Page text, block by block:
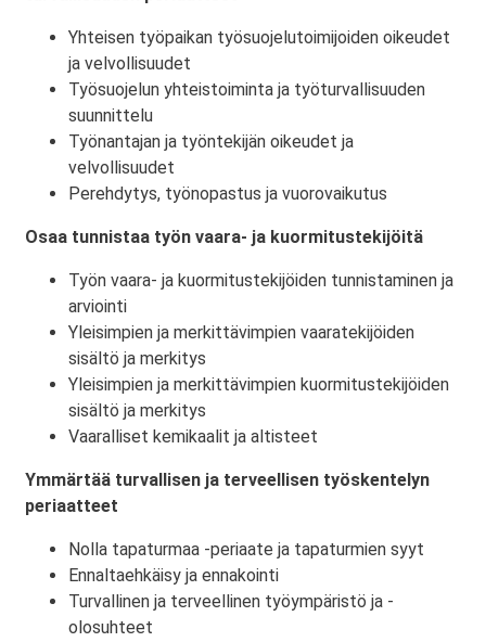
Yhteisen työpaikan työsuojelutoimijoiden oikeudet
ja velvollisuudet
Työsuojelun yhteistoiminta ja työturvallisuuden
suunnittelu
Työnantajan ja työntekijän oikeudet ja
velvollisuudet
Perehdytys, työnopastus ja vuorovaikutus
Osaa tunnistaa työn vaara- ja kuormitustekijöitä
Työn vaara- ja kuormitustekijöiden tunnistaminen ja
arviointi
Yleisimpien ja merkittävimpien vaaratekijöiden
sisältö ja merkitys
Yleisimpien ja merkittävimpien kuormitustekijöiden
sisältö ja merkitys
Vaaralliset kemikaalit ja altisteet
Ymmärtää turvallisen ja terveellisen työskentelyn
periaatteet
Nolla tapaturmaa -periaate ja tapaturmien syyt
Ennaltaehkäisy ja ennakointi
Turvallinen ja terveellinen työympäristö ja -
olosuhteet